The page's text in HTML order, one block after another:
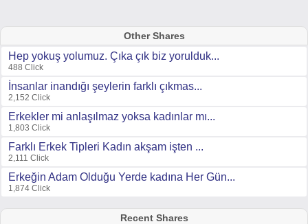
Other Shares
Hep yokuş yolumuz. Çıka çık biz yorulduk...
488 Click
İnsanlar inandığı şeylerin farklı çıkmas...
2,152 Click
Erkekler mi anlaşılmaz yoksa kadınlar mı...
1,803 Click
Farklı Erkek Tipleri Kadın akşam işten ...
2,111 Click
Erkeğin Adam Olduğu Yerde kadına Her Gün...
1,874 Click
Recent Shares